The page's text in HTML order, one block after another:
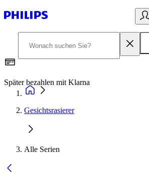
Später bezahlen mit Klarna
Gesichtsrasierer
Alle Serien